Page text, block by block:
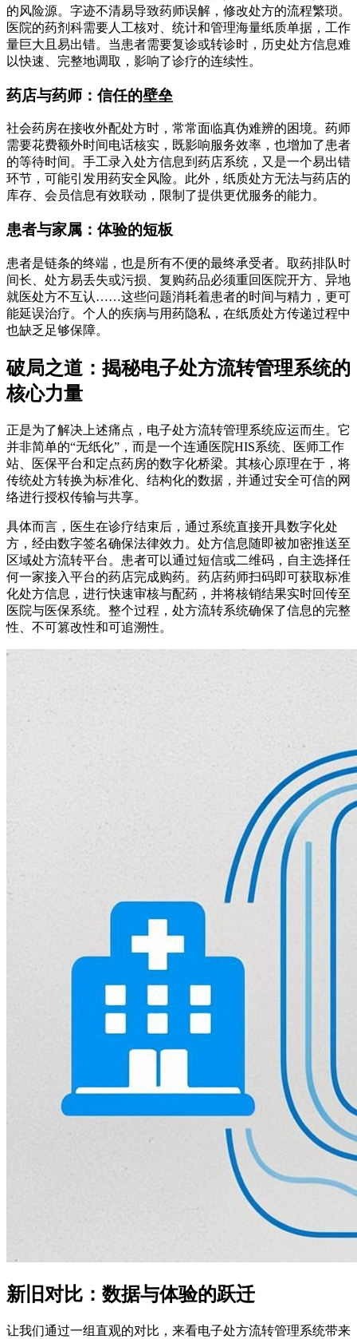
的风险源。字迹不清易导致药师误解，修改处方的流程繁琐。
医院的药剂科需要人工核对、统计和管理海量纸质单据，工作
量巨大且易出错。当患者需要复诊或转诊时，历史处方信息难
以快速、完整地调取，影响了诊疗的连续性。
药店与药师：信任的壁垒
社会药房在接收外配处方时，常常面临真伪难辨的困境。药师
需要花费额外时间电话核实，既影响服务效率，也增加了患者
的等待时间。手工录入处方信息到药店系统，又是一个易出错
环节，可能引发用药安全风险。此外，纸质处方无法与药店的
库存、会员信息有效联动，限制了提供更优服务的能力。
患者与家属：体验的短板
患者是链条的终端，也是所有不便的最终承受者。取药排队时
间长、处方易丢失或污损、复购药品必须重回医院开方、异地
就医处方不互认……这些问题消耗着患者的时间与精力，更可
能延误治疗。个人的疾病与用药隐私，在纸质处方传递过程中
也缺乏足够保障。
破局之道：揭秘电子处方流转管理系统的
核心力量
正是为了解决上述痛点，电子处方流转管理系统应运而生。它
并非简单的“无纸化”，而是一个连通医院HIS系统、医师工作
站、医保平台和定点药房的数字化桥梁。其核心原理在于，将
传统处方转换为标准化、结构化的数据，并通过安全可信的网
络进行授权传输与共享。
具体而言，医生在诊疗结束后，通过系统直接开具数字化处
方，经由数字签名确保法律效力。处方信息随即被加密推送至
区域处方流转平台。患者可以通过短信或二维码，自主选择任
何一家接入平台的药店完成购药。药店药师扫码即可获取标准
化处方信息，进行快速审核与配药，并将核销结果实时回传至
医院与医保系统。整个过程，处方流转系统确保了信息的完整
性、不可篡改性和可追溯性。
新旧对比：数据与体验的跃迁
让我们通过一组直观的对比，来看电子处方流转管理系统带来